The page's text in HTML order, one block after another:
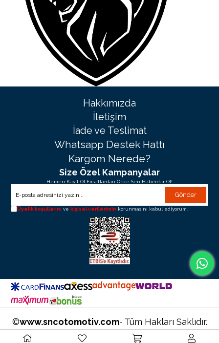
Hakkımızda
İletişim
İade ve Teslimat
Whatsapp Destek Hattı
Kargom Nerede?
Size Özel Kampanyalar
Hemen Kayıt Ol Fırsatlardan Önce Sen Haberdar Ol!
Gönder
Üyelik koşullarını vekişisel verilerimin korunmasını kabul ediyorum.
©www.sncotomotiv.com- Tüm Hakları Saklıdır.